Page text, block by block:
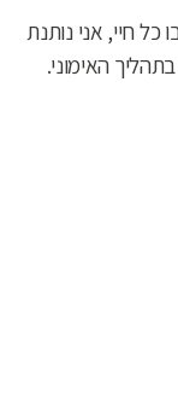
חיי, אני נותנת
האימוני.